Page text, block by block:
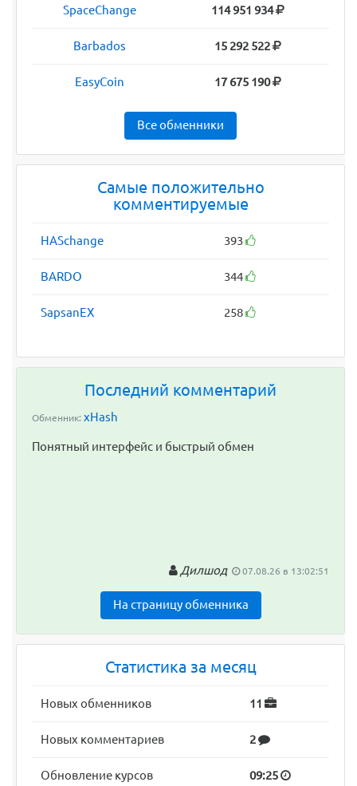
SpaceChange 114 951 934
Barbados 15 292 522
EasyCoin 17 675 190
Все обменники
Самые положительно
комментируемые
HASchange 393
BARDO 344
SapsanEX 258
Последний комментарий
Обменник: xHash
Понятный интерфейс и быстрый обмен
Дилшод 07.08.26 в 13:02:51
На страницу обменника
Статистика за месяц
Новых обменников 11
Новых комментариев 2
Обновление курсов 09:25